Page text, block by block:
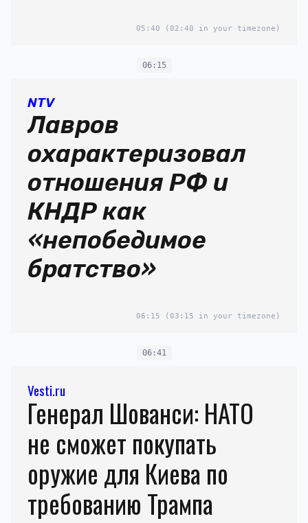
05:40 (02:40 in your timezone)
06:15
NTV
Лавров
охарактеризовал
отношения РФ и
КНДР как
«непобедимое
братство»
06:15 (03:15 in your timezone)
06:41
Vesti.ru
Генерал Шованси: НАТО
не сможет покупать
оружие для Киева по
требованию Трампа